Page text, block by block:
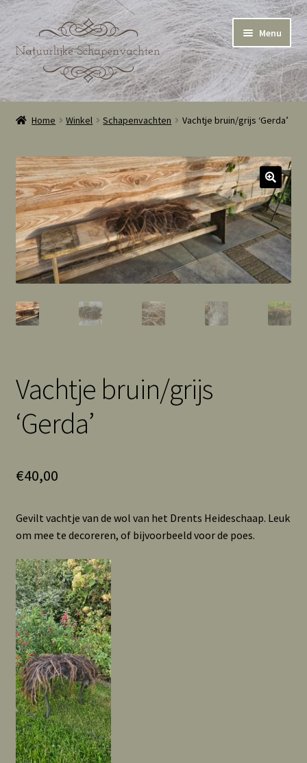
Ga
door
naar
navigatie
Ga
naar
de
inhoud
Menu
Home
Winkelmand
Cookie Policy (EU)
Home Winkel Schapenvachten Vachtje bruin/grijs ‘Gerda’
Vachtje bruin/grijs
‘Gerda’
€40,00
Gevilt vachtje van de wol van het Drents Heideschaap. Leuk
om mee te decoreren, of bijvoorbeeld voor de poes.